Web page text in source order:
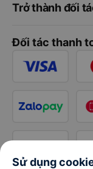
Trở thành đối
Đối tác thanh
Sử dụng